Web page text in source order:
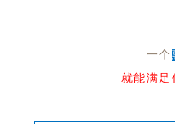
一个
就能满足